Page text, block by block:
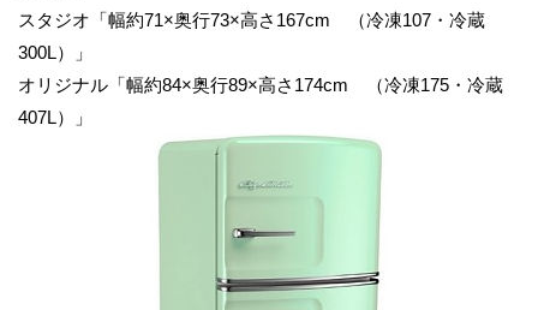
スタジオ「幅約71×奥行73×高さ167cm （冷凍107・冷蔵
300L）」
オリジナル「幅約84×奥行89×高さ174cm （冷凍175・冷蔵
407L）」